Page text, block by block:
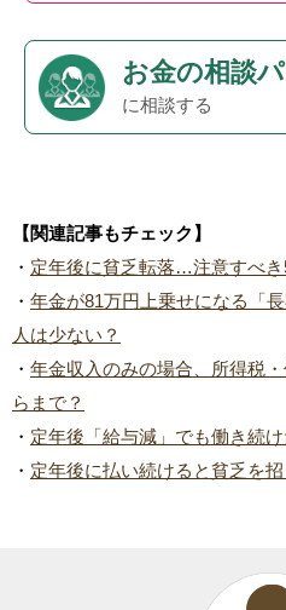
お金の相談
に相談する
【関連記事もチェック】
・ 定年後に貧乏転落…注意すべき
・ 年金が81万円上乗せになる「
人は少ない？
・ 年金収入のみの場合、所得税
らまで？
・ 定年後「給与減」でも働き続
・ 定年後に払い続けると貧乏を